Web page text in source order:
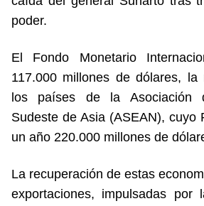
poder.
El Fondo Monetario
117.000 millones de dólares,
los países de la Asociación
Sudeste de Asia (ASEAN), cuyo
un año 220.000 millones de
La recuperación de estas
exportaciones, impulsadas por